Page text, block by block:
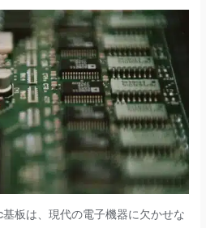
板は、現代の電子機器に欠かせな